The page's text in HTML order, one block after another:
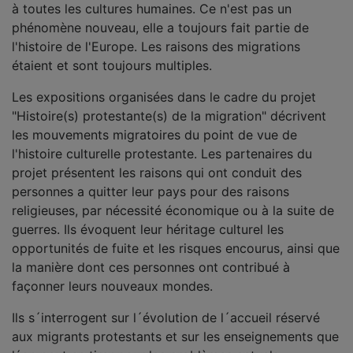
à toutes les cultures humaines. Ce n'est pas un
phénomène nouveau, elle a toujours fait partie de
l'histoire de l'Europe. Les raisons des migrations
étaient et sont toujours multiples.
Les expositions organisées dans le cadre du projet
"Histoire(s) protestante(s) de la migration" décrivent
les mouvements migratoires du point de vue de
l'histoire culturelle protestante. Les partenaires du
projet présentent les raisons qui ont conduit des
personnes a quitter leur pays pour des raisons
religieuses, par nécessité économique ou à la suite de
guerres. Ils évoquent leur héritage culturel les
opportunités de fuite et les risques encourus, ainsi que
la manière dont ces personnes ont contribué à
façonner leurs nouveaux mondes.
Ils s´interrogent sur l´évolution de l´accueil réservé
aux migrants protestants et sur les enseignements que